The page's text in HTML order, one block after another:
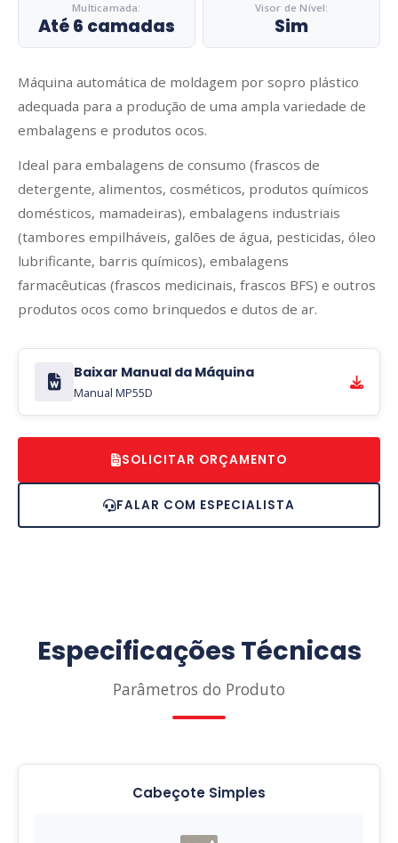
Multicamada:
Até 6 camadas
Visor de Nível:
Sim
Máquina automática de moldagem por sopro plástico
adequada para a produção de uma ampla variedade de
embalagens e produtos ocos.
Ideal para embalagens de consumo (frascos de
detergente, alimentos, cosméticos, produtos químicos
domésticos, mamadeiras), embalagens industriais
(tambores empilháveis, galões de água, pesticidas, óleo
lubrificante, barris químicos), embalagens
farmacêuticas (frascos medicinais, frascos BFS) e outros
produtos ocos como brinquedos e dutos de ar.
Baixar Manual da Máquina
Manual MP55D
SOLICITAR ORÇAMENTO
FALAR COM ESPECIALISTA
Especificações Técnicas
Parâmetros do Produto
Cabeçote Simples